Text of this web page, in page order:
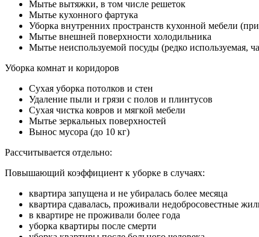
Мытье вытяжки, в том числе решеток
Мытье кухонного фартука
Уборка внутренних пространств кухонной мебели
Мытье внешней поверхности холодильника
Мытье неиспользуемой посуды (редко используемая,
Уборка комнат и коридоров
Сухая уборка потолков и стен
Удаление пыли и грязи с полов и плинтусов
Сухая чистка ковров и мягкой мебели
Мытье зеркальных поверхностей
Вынос мусора (до 10 кг)
Рассчитывается отдельно:
Повышающий коэффициент к уборке в случаях:
квартира запущена и не убиралась более месяца
квартира сдавалась, проживали недобросовестные
в квартире не проживали более года
уборка квартиры после смерти